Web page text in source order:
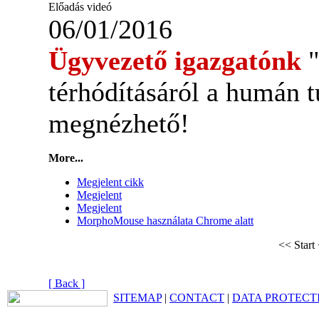
Előadás videó
06/01/2016
Ügyvezető igazgatónk
térhódításáról a humán
megnézhető!
More...
Megjelent cikk
Megjelent
Megjelent
MorphoMouse használata Chrome alatt
<< Start
[ Back ]
SITEMAP| CONTACT | DATA